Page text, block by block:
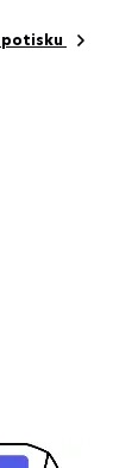
potisku